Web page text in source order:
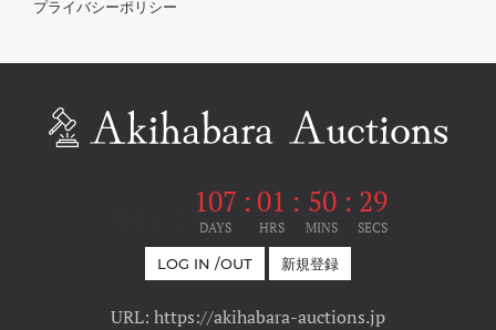
プライバシーポリシー
107
DAYS
: 01
HRS
: 50
MINS
: 28
SECS
LOG IN /OUT 新規登録
URL: https://akihabara-auctions.jp